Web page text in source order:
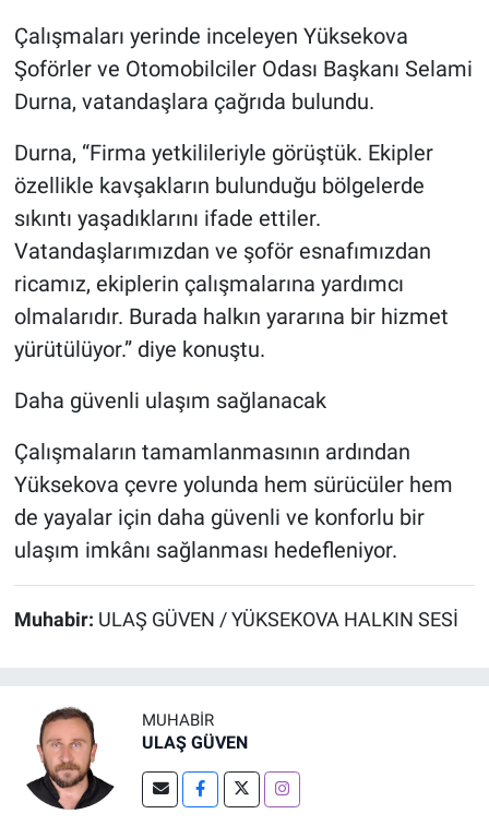
Çalışmaları yerinde inceleyen Yüksekova
Şoförler ve Otomobilciler Odası Başkanı Selami
Durna, vatandaşlara çağrıda bulundu.
Durna, “Firma yetkilileriyle görüştük. Ekipler
özellikle kavşakların bulunduğu bölgelerde
sıkıntı yaşadıklarını ifade ettiler.
Vatandaşlarımızdan ve şoför esnafımızdan
ricamız, ekiplerin çalışmalarına yardımcı
olmalarıdır. Burada halkın yararına bir hizmet
yürütülüyor.” diye konuştu.
Daha güvenli ulaşım sağlanacak
Çalışmaların tamamlanmasının ardından
Yüksekova çevre yolunda hem sürücüler hem
de yayalar için daha güvenli ve konforlu bir
ulaşım imkânı sağlanması hedefleniyor.
Muhabir: ULAŞ GÜVEN / YÜKSEKOVA HALKIN SESİ
MUHABIR
ULAŞ GÜVEN